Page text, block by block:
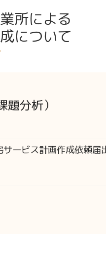
所による
について
分析）
ービス計画作成依頼届